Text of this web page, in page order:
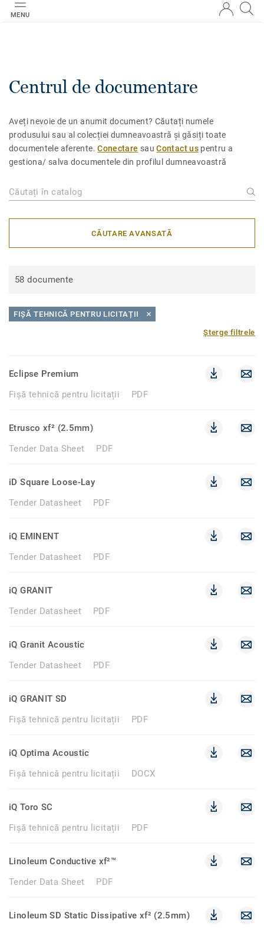
MENU
Centrul de documentare
Aveți nevoie de un anumit document? Căutați numele
produsului sau al colecției dumneavoastră și găsiți toate
documentele aferente.Conectare sauContact uspentru a
gestiona/ salva documentele din profilul dumneavoastră
CĂUTARE AVANSATĂ
58 documente
FIȘĂ TEHNICĂ PENTRU LICITAȚII
Șterge filtrele
Eclipse Premium
Fișă tehnică pentru licitații
PDF
Etrusco xf² (2.5mm)
Tender Data Sheet
PDF
iD Square Loose-Lay
Tender Datasheet
PDF
iQ EMINENT
Tender Datasheet
PDF
iQ GRANIT
Tender Datasheet
PDF
iQ Granit Acoustic
Tender Datasheet
PDF
iQ GRANIT SD
Fișă tehnică pentru licitații
PDF
iQ Optima Acoustic
Fișă tehnică pentru licitații
DOCX
iQ Toro SC
Fișă tehnică pentru licitații
PDF
Linoleum Conductive xf²™
Tender Data Sheet
PDF
Linoleum SD Static Dissipative xf² (2.5mm)